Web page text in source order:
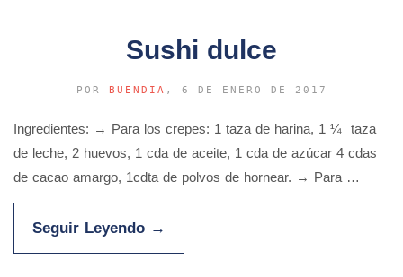
Sushi dulce
POR BUENDIA , 6 DE ENERO DE 2017
Ingredientes: → Para los crepes: 1 taza de harina, 1 ¼ taza
de leche, 2 huevos, 1 cda de aceite, 1 cda de azúcar 4 cdas
de cacao amargo, 1cdta de polvos de hornear. → Para …
Seguir Leyendo →